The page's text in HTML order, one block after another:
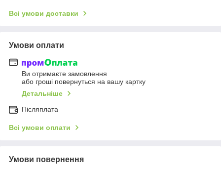
Всі умови доставки
Умови оплати
Ви отримаєте замовлення
або гроші повернуться на вашу картку
Детальніше
Післяплата
Всі умови оплати
Умови повернення